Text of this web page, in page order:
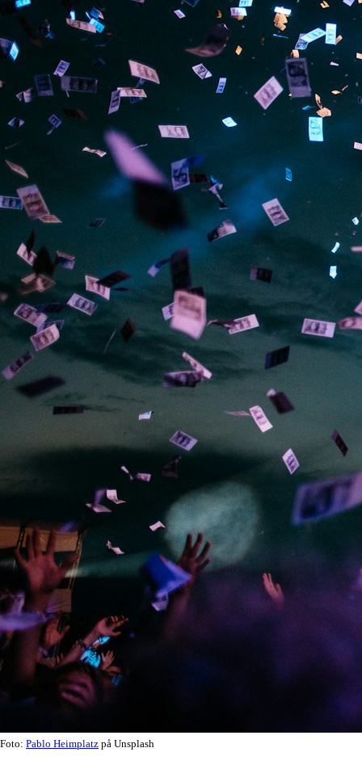
Foto: Pablo Heimplatz på Unsplash